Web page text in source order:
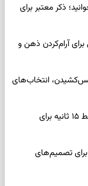
ذکر معتبر برای
مرداد ۱۴۰۵ | پیام‌هایی برای آرام‌کردن ذهن و
۱۴۰۵ | روزی برای نفس‌کشیدن، انتخاب‌های
بازی فکری | تکه پیتزا میان سبزیجات قایم شده؛ فقط ۱۵ ثانیه برای
۱۴۰۵ | نیت‌هایی برای تصمیم‌های